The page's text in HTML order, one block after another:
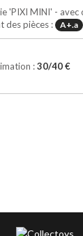
'PIXI MINI' -
des pièces :
A+.a
:30/40 €